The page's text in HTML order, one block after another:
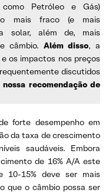
como Petróleo e Gás)
mais fraco (e mais
solar, além de, mais
câmbio. Além disso, a
os impactos nos preços
discutidos
nossa recomendação de
forte desempenho em
da taxa de crescimento
saudáveis. Embora
de 16% A/A este
10-15% deve ser mais
que o câmbio possa ser